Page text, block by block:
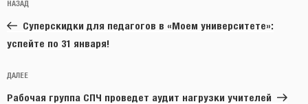
по
записям
Предыдущая
запись:
НАЗАД
Суперскидки для педагогов в «Моем университете»:
успейте по 31 января!
Следующая
запись
ДАЛЕЕ
Рабочая группа СПЧ проведет аудит нагрузки учителей